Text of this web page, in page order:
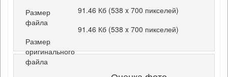
Размер
файла
91.46 Кб (538 x 700 пикселей)
Размер
оригинального
файла
91.46 Кб (538 x 700 пикселей)